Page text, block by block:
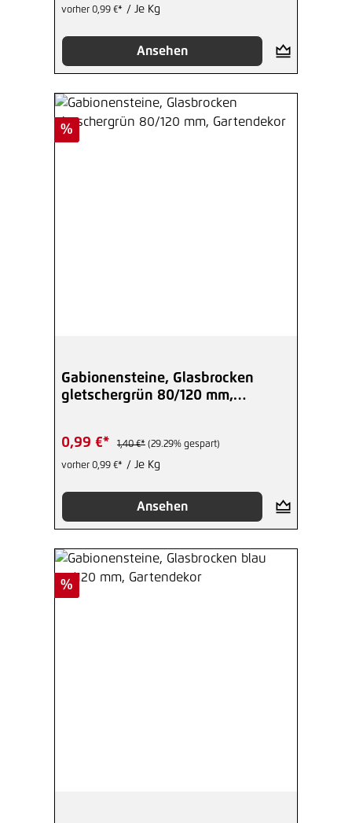
vorher 0,99 €* / Je Kg
Ansehen
Rabatt
%
Gabionensteine, Glasbrocken
gletschergrün 80/120 mm,
0,99 €* 1,40 €* (29.29% gespart)
vorher 0,99 €* / Je Kg
Ansehen
Rabatt
%